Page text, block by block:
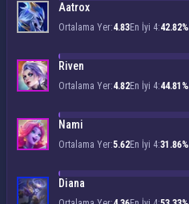
Aatrox
Ortalama Yer:4.83En İyi 4:42.82%
Riven
Ortalama Yer:4.82En İyi 4:44.81%
Nami
Ortalama Yer:5.62En İyi 4:31.86%
Diana